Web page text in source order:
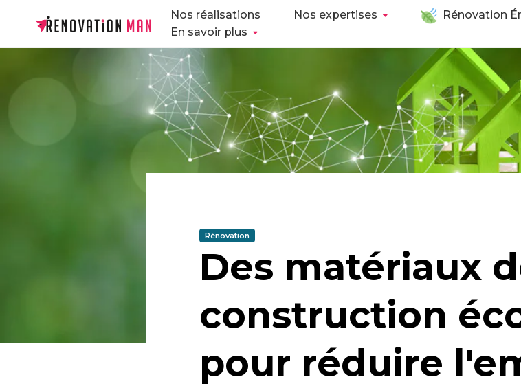
Nos réalisations Nos expertises
Rénovation
En savoir plus
Rénovation
Des matériaux
construction
pour réduire